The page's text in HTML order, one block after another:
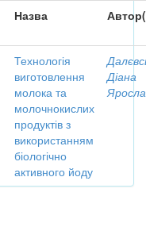
Назва
Технологія
виготовлення
молока та
молочнокислих
продуктів з
використанням
біологічно
активного йоду
Діана